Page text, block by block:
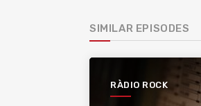
SIMILAR EPISODES
RÀDIO ROCK